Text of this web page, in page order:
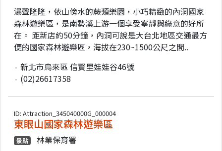
瀑聲隆隆，依山傍水的蕨類樂園，小巧精緻的內洞國家
森林遊樂區，是南勢溪上游一個享受寧靜與綠意的好所
在。 距新店約50分鐘，內洞可說是大台北地區交通最方
便的國家森林遊樂區，海拔在230~1500公尺之間..
新北市烏來區 信賢里娃娃谷46號
(02)26617358
ID: Attraction_345040000G_000004
東眼山國家森林遊樂區
景點
林業保育署